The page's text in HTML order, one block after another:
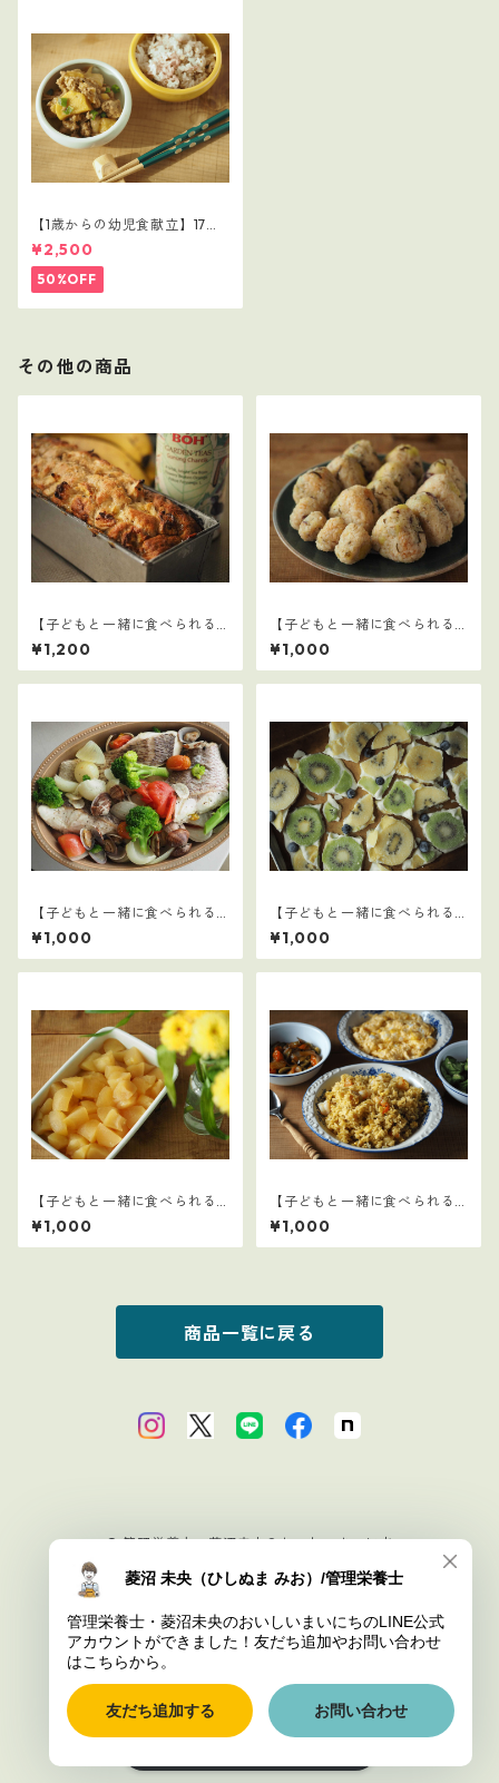
【1歳からの幼児食献立】17レ
シピつき
¥2,500
50%OFF
その他の商品
【子どもと一緒に食べられる
ごはん】12
¥1,200
【子どもと一緒に食べられる
ごはん】8
¥1,000
【子どもと一緒に食べられる
ごはん】18
¥1,000
【子どもと一緒に食べられる
ごはん】17
¥1,000
【子どもと一緒に食べられる
ごはん】15
¥1,000
【子どもと一緒に食べられる
ごはん】20
¥1,000
商品一覧に戻る
© 管理栄養士・菱沼未央のおいしいまいにち
Powered by